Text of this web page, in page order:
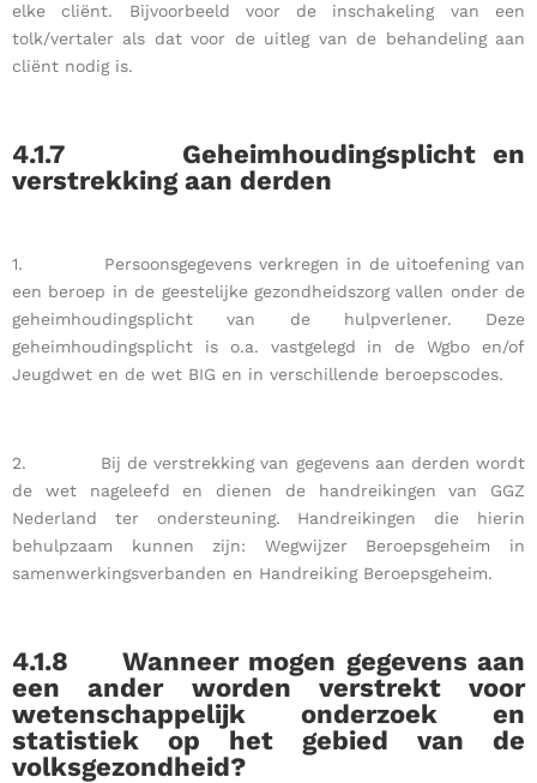
elke cliënt. Bijvoorbeeld voor de inschakeling van een
tolk/vertaler als dat voor de uitleg van de behandeling aan
cliënt nodig is.
4.1.7
Geheimhoudingsplicht en
verstrekking aan derden
1. Persoonsgegevens verkregen in de uitoefening van
een beroep in de geestelijke gezondheidszorg vallen onder de
geheimhoudingsplicht van de hulpverlener. Deze
geheimhoudingsplicht is o.a. vastgelegd in de Wgbo en/of
Jeugdwet en de wet BIG en in verschillende beroepscodes.
2. Bij de verstrekking van gegevens aan derden wordt
de wet nageleefd en dienen de handreikingen van GGZ
Nederland ter ondersteuning. Handreikingen die hierin
behulpzaam kunnen zijn: Wegwijzer Beroepsgeheim in
samenwerkingsverbanden en Handreiking Beroepsgeheim.
4.1.8
Wanneer mogen gegevens aan
een ander worden verstrekt voor
wetenschappelijk onderzoek en
statistiek op het gebied van de
volksgezondheid?